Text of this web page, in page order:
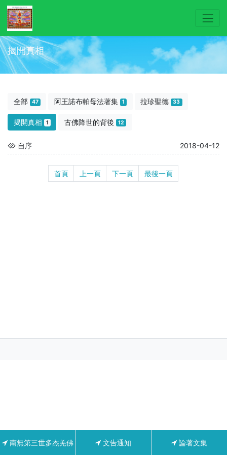
揭開真相
全部 47 阿王諾布帕母法著集 1 拉珍聖德 33
揭開真相 1 古佛降世的背後 12
自序 2018-04-12
首頁 上一頁 下一頁 最後一頁
南無第三世多杰羌佛 文告通知 論著文集